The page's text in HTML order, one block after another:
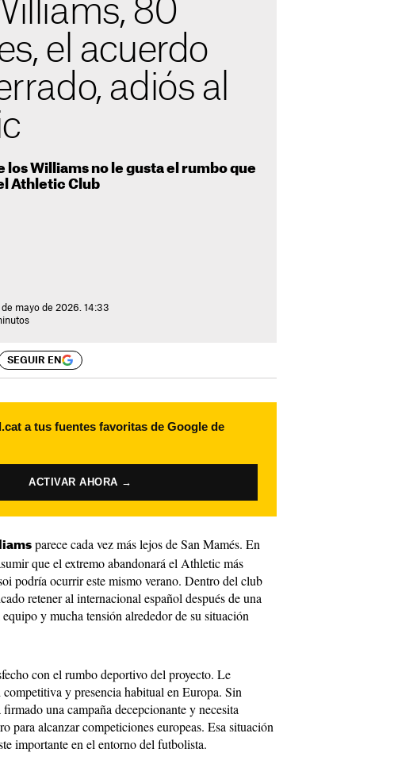
80
el acuerdo
adiós al
los Williams no le gusta el rumbo que
Athletic Club
mayo de 2026. 14:33
SEGUIR EN
a tus fuentes favoritas de Google de
ACTIVAR AHORA →
parece cada vez más lejos de San Mamés. En
que el extremo abandonará el Athletic más
podría ocurrir este mismo verano. Dentro del club
retener al internacional español después de una
y mucha tensión alrededor de su situación
con el rumbo deportivo del proyecto. Le
y presencia habitual en Europa. Sin
una campaña decepcionante y necesita
para alcanzar competiciones europeas. Esa situación
importante en el entorno del futbolista.